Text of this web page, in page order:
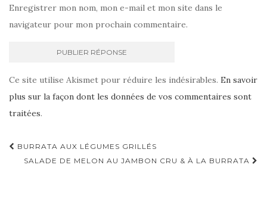
Enregistrer mon nom, mon e-mail et mon site dans le
navigateur pour mon prochain commentaire.
Ce site utilise Akismet pour réduire les indésirables. En savoir
plus sur la façon dont les données de vos commentaires sont
traitées.
Navigation
d'article
BURRATA AUX LÉGUMES GRILLÉS
SALADE DE MELON AU JAMBON CRU & À LA BURRATA